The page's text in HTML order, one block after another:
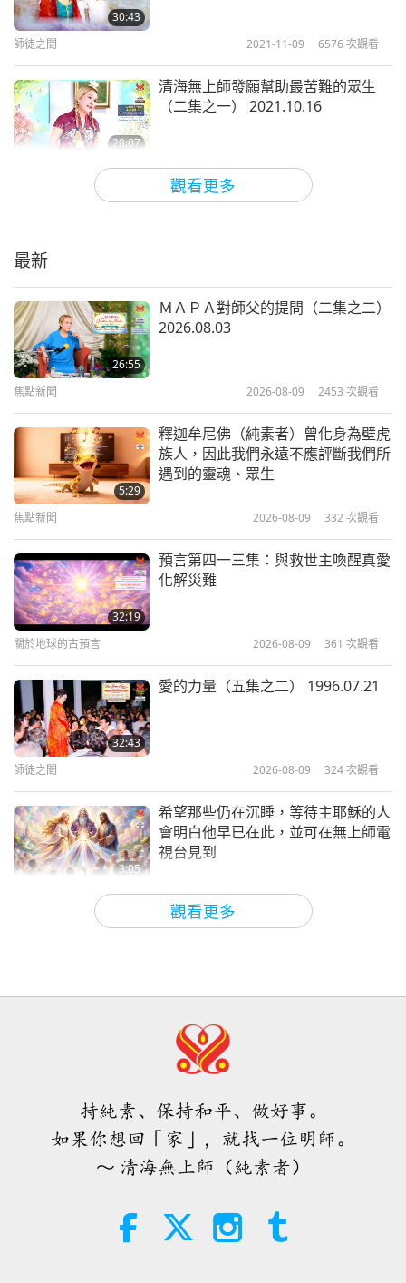
裡就沒有人能夠誕生。沒有人能夠得到寬恕。沒有人
能夠被提昇到聖人等級。
而這個星球上的聖人越少，
黑暗就越猖狂，無論是誰碰巧在這星球上，都要承受
更多苦難，甚至就算沒有肉身，即使只是以靈體存在
也一樣。所以，上帝當然是至高無上、最慈悲與最寬
對上帝，對我們的ＭａＰａ的感激永遠不夠。我們最
我也很感謝你們，我的上帝的弟子們，因為你們一直
為這個星球貢獻偉大、愛、包容、毅力與祝福。我感
謝你們。我要感謝無上師電視台的工作人員們，團隊
成員們，那些內部的成員們，也包括遠端的成員們。
我真的深深地感謝你們。我很高興能有你們。我很高
興你們的奉獻是如此純淨，而且你們對仍在黑暗中徘
徊的眾生有如此多的關心與愛心。我非常、非常、非
常地感謝你們。而任何我可以與你們分享的功德，我
隨時都願意分享。在這充滿挑戰的物質世界裡，無論
我能用什麼方式幫助你們，我都會去做。這一點，你
們是知道的。即使你們見不到我，我也一直都在，時
時刻刻與你們一起工作。除了我自己的工作以外，我
們都在做著同樣的工作。我永遠愛你們。我們永遠是
最好的朋友。永遠的摯友。
現在，魔羅之王也對你們和我們的工作留下了非常深
刻的印象。而且他也讚美我，他完全不反對我。他
說，根據他的報告，裡面是這樣寫的：「他向我的工
作臣服，因為您值得。」
我非常、非常感謝他。
我也感謝上帝。我總是為我生命中每件大大小小的事
感謝上帝。不論我吃什麼、喝什麼，甚至連那樣的小
事也總依照上帝的命令，上帝的旨意。
上帝的允許與指示下做任何事情，即使我們是同一體
的。但在我的靈魂、在我的心裡，我永遠記得上帝是
母。請時時刻刻都要記得感謝上帝、依靠上帝、相信
上帝，若你做得到，任何時候都遵循上帝的指引。
很多次，上帝對我說話。祂叫我：「心愛的女兒」，
更早以前，祂就這樣叫我，遠在我們合而為一之前。
而那總是讓我熱淚盈眶。那總是讓我覺得：「我的上
帝，我的上帝，我竟如此珍貴嗎？我竟如此被愛、如
禮物比這些話語更珍貴，上帝稱呼我的這些話：「心
愛的女兒，心愛的女兒，妳做得很好。心愛的女兒，
觀看更多
30:43
師徒之間 2021-11-09 6576次觀看
28:07
清海無上師發願幫助最苦難的眾生
（二集之一） 2021.10.16
2021-11-07
真正的聖戰（十四集之一）
萬事不離正義公理 （六集之一）
2021.09.26
佛山的故事（二集之一）
27:40
在貴國保有智慧與和平（三集之一）
2021.09.20-22
2021-09-28
27:30
一） 2021.09.03
2021-09-20
復仇永遠不會帶來和平（五集之一）
2021.08.29
觀看更多
最新
26:55
ＭＡＰＡ對師父的提問（二集之二）
2026.08.03
焦點新聞 2026-08-09 2453 次觀看
5:29
釋迦牟尼佛（純素者）曾化身為壁虎
族人，因此我們永遠不應評斷我們所
遇到的靈魂、眾生
焦點新聞 2026-08-09 332 次觀看
32:19
預言第四一三集：與救世主喚醒真愛
化解災難
關於地球的古預言 2026-08-09 361 次觀看
32:43
愛的力量（五集之二） 1996.07.21
師徒之間 2026-08-09 324次觀看
3:05
希望那些仍在沉睡，等待主耶穌的人
會明白他早已在此，並可在無上師電
視台見到
2026-08-08
3:40
4:58
世界各地純素趨勢新聞，二○二六年
2026-08-08 286
38:08
持純素、保持和平、做好事。
如果你想回「家」，就找一位明師。
～ 清海無上師（純素者）